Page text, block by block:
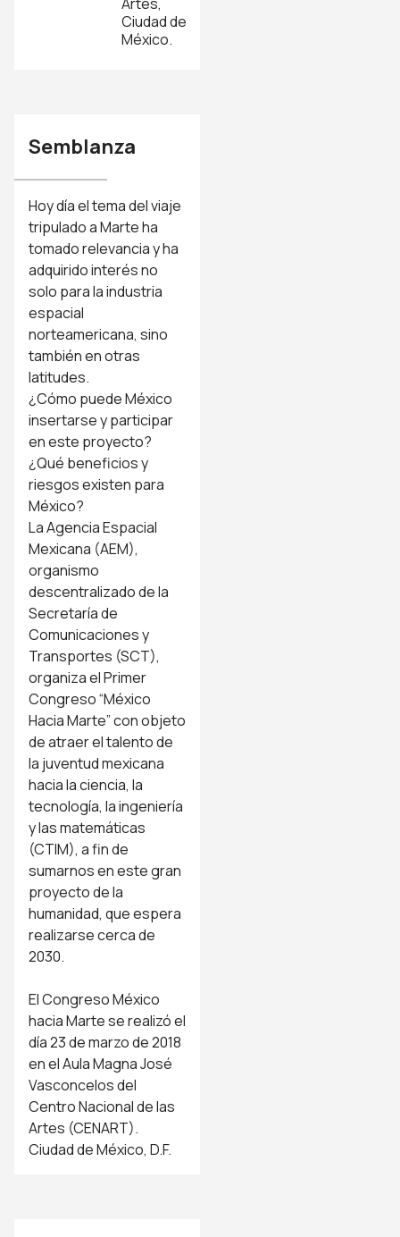
Ciudad de
México.
Semblanza
Hoy día el tema del viaje
tripulado a Marte ha
tomado relevancia y ha
adquirido interés no
solo para la industria
espacial
norteamericana, sino
también en otras
latitudes.
¿Cómo puede México
insertarse y participar
en este proyecto?
¿Qué beneficios y
riesgos existen para
México?
La Agencia Espacial
Mexicana (AEM),
organismo
descentralizado de la
Secretaría de
Comunicaciones y
Transportes (SCT),
organiza el Primer
Congreso “México
Hacia Marte” con objeto
de atraer el talento de
la juventud mexicana
hacia la ciencia, la
tecnología, la ingeniería
y las matemáticas
(CTIM), a fin de
sumarnos en este gran
proyecto de la
humanidad, que espera
realizarse cerca de
2030.
El Congreso México
hacia Marte se realizó el
día 23 de marzo de 2018
en el Aula Magna José
Vasconcelosdel
Centro Nacional de las
Artes (CENART).
Ciudad de México, D.F.